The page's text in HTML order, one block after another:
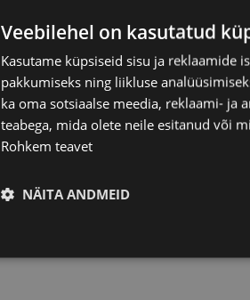
49-22
M
Veebilehel on kasutatud
Kasutame küpsiseid sisu ja reklaamide
pakkumiseks ning liikluse
ka oma sotsiaalse meedia, reklaami- ja
teabega, mida olete neile esitanud või
Rohkem teavet
NÄITA ANDMEID